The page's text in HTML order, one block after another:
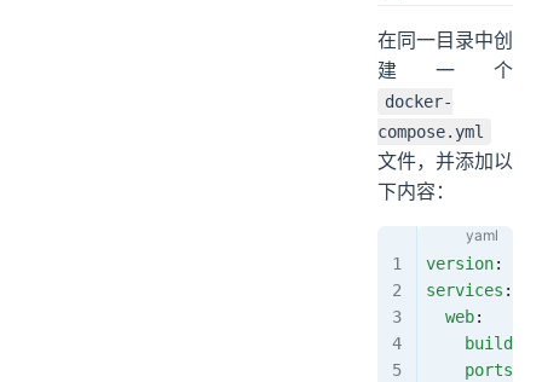
在同一目录中创
建一个
docker-
compose.yml
文件，并添加以
下内容：
version:
services :
  web
:
    build
    ports